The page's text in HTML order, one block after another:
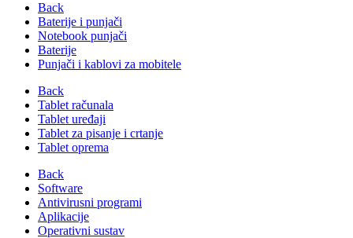
Back
Baterije i punjači
Notebook punjači
Baterije
Punjači i kablovi za mobitele
Back
Tablet računala
Tablet uređaji
Tablet za pisanje i crtanje
Tablet oprema
Back
Software
Antivirusni programi
Aplikacije
Operativni sustav